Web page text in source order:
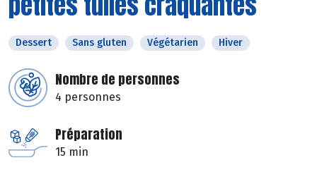
Dessert Sans gluten Végétarien Hiver
Nombre de personnes
4 personnes
Préparation
15 min